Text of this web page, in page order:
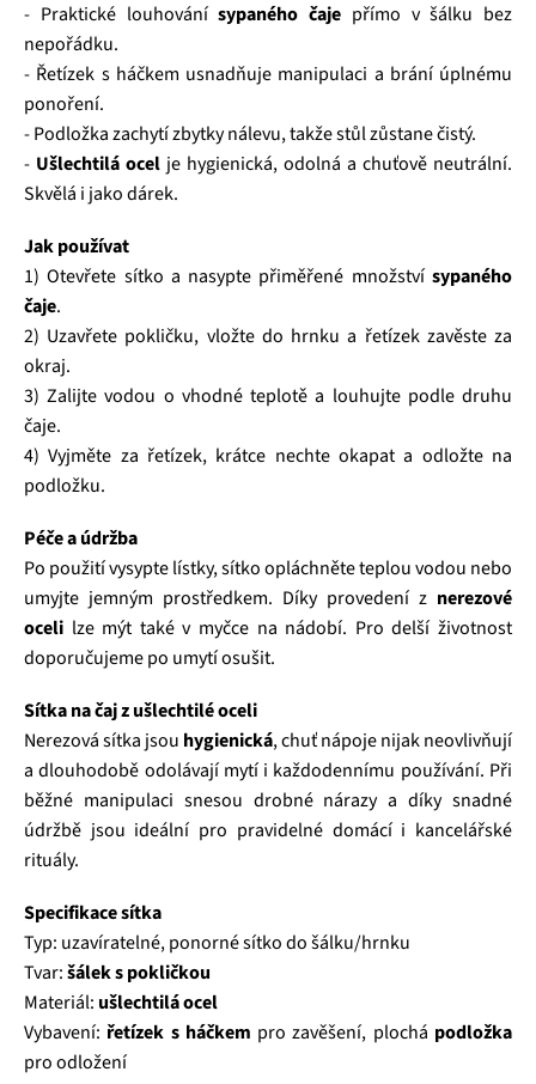
- Praktické louhovánísypaného čaje přímo v šálku bez
nepořádku.
- Řetízek s háčkem usnadňuje manipulaci a brání úplnému
ponoření.
- Podložka zachytí zbytky nálevu, takže stůl zůstane čistý.
- Ušlechtilá ocel je hygienická, odolná a chuťově neutrální.
Skvělá i jako dárek.
Jak používat
1) Otevřete sítko a nasypte přiměřené množství sypaného
čaje.
2) Uzavřete pokličku, vložte do hrnku a řetízek zavěste za
okraj.
3) Zalijte vodou o vhodné teplotě a louhujte podle druhu
čaje.
4) Vyjměte za řetízek, krátce nechte okapat a odložte na
podložku.
Péče a údržba
Po použití vysypte lístky, sítko opláchněte teplou vodou nebo
umyjte jemným prostředkem. Díky provedení z nerezové
oceli lze mýt také v myčce na nádobí. Pro delší životnost
doporučujeme po umytí osušit.
Sítka na čaj z ušlechtilé oceli
Nerezová sítka jsou hygienická, chuť nápoje nijak neovlivňují
a dlouhodobě odolávají mytí i každodennímu používání. Při
běžné manipulaci snesou drobné nárazy a díky snadné
údržbě jsou ideální pro pravidelné domácí i kancelářské
rituály.
Specifikace sítka
Typ: uzavíratelné, ponorné sítko do šálku/hrnku
Tvar:šálek s pokličkou
Materiál: ušlechtilá ocel
Vybavení: řetízek s háčkem pro zavěšení, plochá podložka
pro odložení